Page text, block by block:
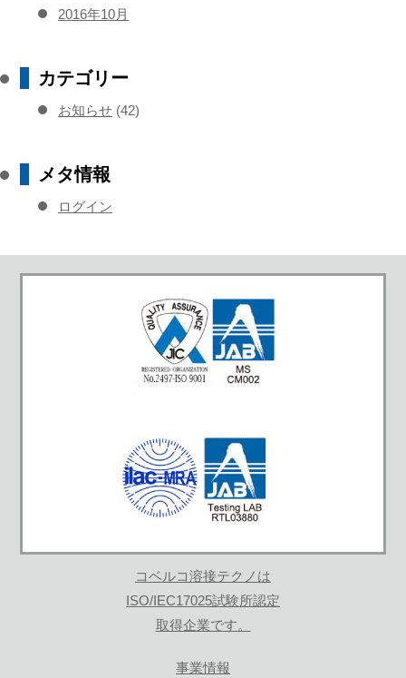
2016年10月
カテゴリー
お知らせ (42)
メタ情報
ログイン
コベルコ溶接テクノは
ISO/IEC17025試験所認定
取得企業です。
事業情報